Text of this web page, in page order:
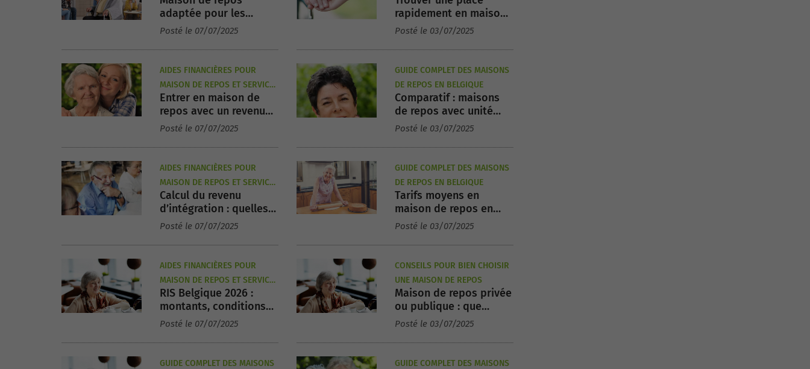
adaptée pour les
couples âgés :
Posté le 07/07/2025
AIDES FINANCIÈRES POUR
MAISON DE REPOS ET SERVICES
AUX SENIORS
Entrer en maison de
repos avec un revenu
d’intégration : est‑ce
Posté le 07/07/2025
AIDES FINANCIÈRES POUR
MAISON DE REPOS ET SERVICES
AUX SENIORS
Calcul du revenu
d’intégration : quelles
ressources sont
Posté le 07/07/2025
AIDES FINANCIÈRES POUR
MAISON DE REPOS ET SERVICES
AUX SENIORS
RIS Belgique 2026 :
montants, conditions
CPAS et démarches
Posté le 07/07/2025
GUIDE COMPLET DES MAISONS
rapidement en maison
de repos : 5 solutions
Posté le 03/07/2025
GUIDE COMPLET DES MAISONS
DE REPOS EN BELGIQUE
Comparatif : maisons
de repos avec unité
Alzheimer dans le
Posté le 03/07/2025
GUIDE COMPLET DES MAISONS
DE REPOS EN BELGIQUE
Tarifs moyens en
maison de repos en
2025 : combien faut-il
Posté le 03/07/2025
CONSEILS POUR BIEN CHOISIR
UNE MAISON DE REPOS
Maison de repos privée
ou publique : que
choisir en Belgique ?
Posté le 03/07/2025
GUIDE COMPLET DES MAISONS